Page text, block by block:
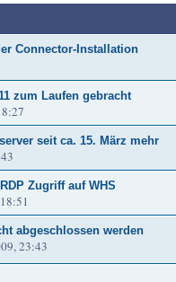
Connector-Installation
zum Laufen gebracht
seit ca. 15. März mehr
Zugriff auf WHS
abgeschlossen werden
23:43